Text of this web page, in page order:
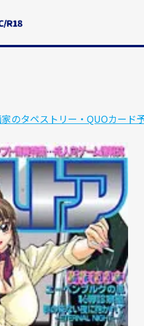
のタペストリー・QUOカー